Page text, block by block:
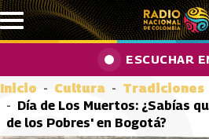
Pasar al contenido principal
ESCUCHAR
Inicio Cultura
Tradiciones
Día de Los Muertos: ¿Sabías
de los Pobres' en Bogotá?